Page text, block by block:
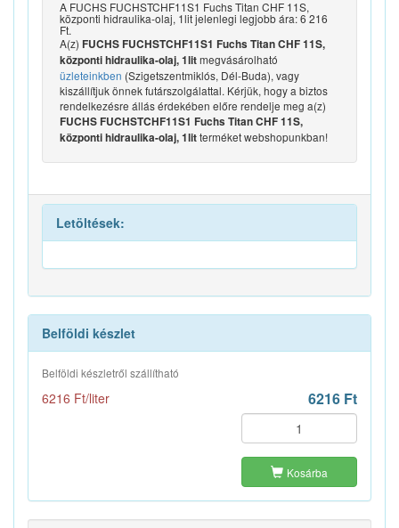
A FUCHS FUCHSTCHF11S1 Fuchs Titan CHF 11S,
központi hidraulika-olaj, 1lit jelenlegi legjobb ára: 6 216
Ft.
A(z) FUCHS FUCHSTCHF11S1 Fuchs Titan CHF 11S,
központi hidraulika-olaj, 1litmegvásárolható
üzleteinkben (Szigetszentmiklós, Dél-Buda), vagy
kiszállítjuk önnek futárszolgálattal. Kérjük, hogy a biztos
rendelkezésre állás érdekében előre rendelje meg a(z)
FUCHS FUCHSTCHF11S1 Fuchs Titan CHF 11S,
központi hidraulika-olaj, 1litterméket webshopunkban!
Letöltések:
Belföldi készlet
Belföldi készletről szállítható
6216 Ft/liter 6216 Ft
Kosárba